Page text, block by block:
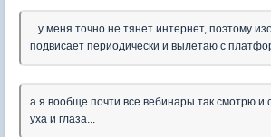
...у меня точно не тянет интернет, поэтому
подвисает периодически и вылетаю с
а я вообще почти все вебинары так смотрю и
уха и глаза...